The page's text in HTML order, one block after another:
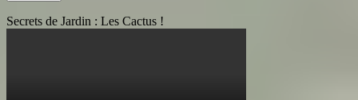
Secrets de Jardin : Les Cactus !